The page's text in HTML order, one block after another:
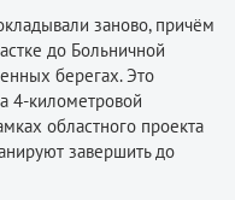
заново, причём
до Больничной
берегах. Это
4-километровой
областного проекта
завершить до